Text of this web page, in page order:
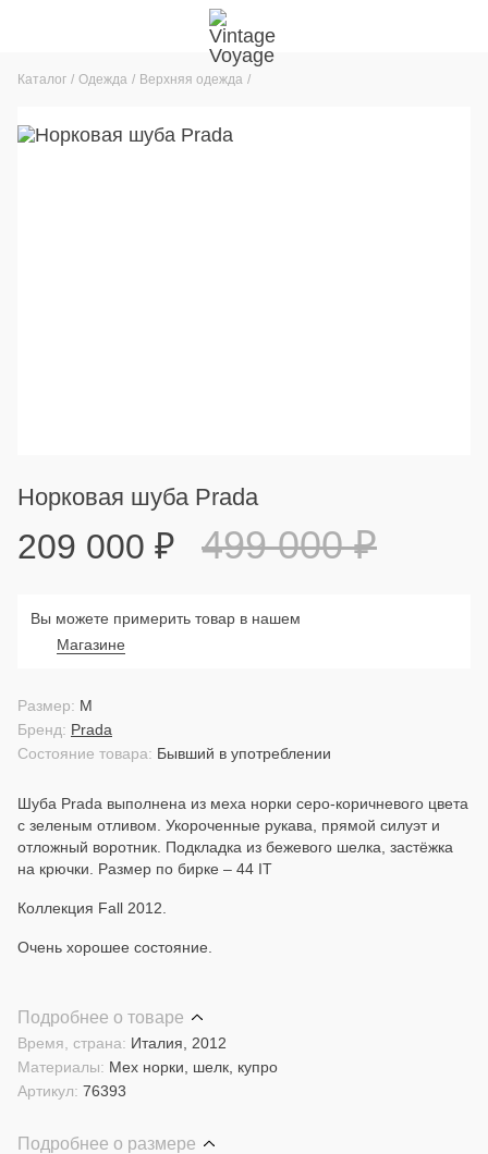
Каталог Одежда Верхняя одежда
Норковая шуба Prada
209 000 ₽ 499 000₽
Вы можете примерить товар в нашем
Магазине
Состояние товара: Бывший в употреблении
Бренд: Prada
Размер: M
Шуба Prada выполнена из меха норки серо-коричневого цвета
с зеленым отливом. Укороченные рукава, прямой силуэт и
отложный воротник. Подкладка из бежевого шелка, застёжка
на крючки. Размер по бирке – 44 IT
Коллекция Fall 2012.
Очень хорошее состояние.
Подробнее о товаре
Материалы: Мех норки, шелк, купро
Время, страна: Италия, 2012
Артикул: 76393
Подробнее о размере